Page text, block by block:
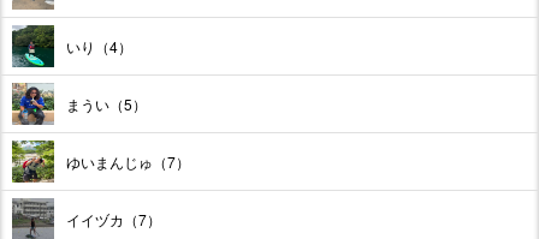
いり（4）
まうい（5）
ゆいまんじゅ（7）
イイヅカ（7）